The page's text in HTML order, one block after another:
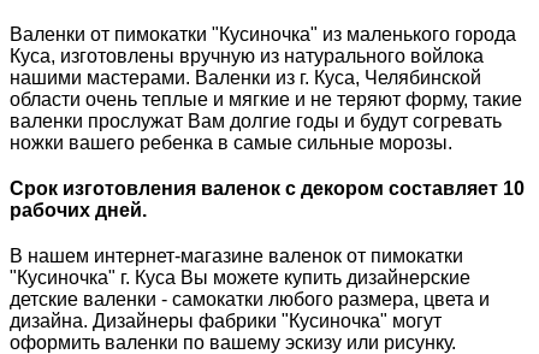
Валенки от пимокатки "Кусиночка" из маленького города
Куса, изготовлены вручную из натурального войлока
нашими мастерами. Валенки из г. Куса, Челябинской
области очень теплые и мягкие и не теряют форму, такие
валенки прослужат Вам долгие годы и будут согревать
ножки вашего ребенка в самые сильные морозы.
Срок изготовления валенок с декором составляет 10
рабочих дней.
В нашем интернет-магазине валенок от пимокатки
"Кусиночка" г. Куса Вы можете купить дизайнерские
детские валенки - самокатки любого размера, цвета и
дизайна. Дизайнеры фабрики "Кусиночка" могут
оформить валенки по вашему эскизу или рисунку.